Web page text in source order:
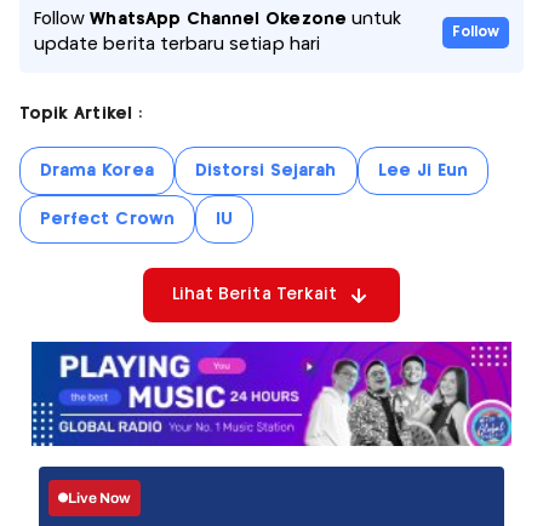
FollowWhatsApp Channel Okezone untuk
update berita terbaru setiap hari
Follow
Topik Artikel :
Drama Korea Distorsi Sejarah Lee Ji Eun
Perfect Crown IU
Lihat Berita Terkait
Live Now